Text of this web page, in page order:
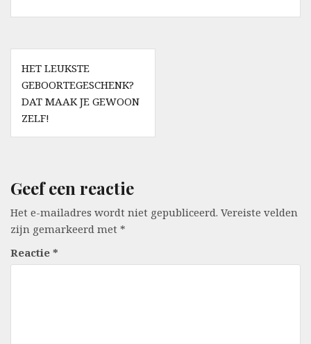
Berichtnavigatie
HET LEUKSTE
GEBOORTEGESCHENK?
DAT MAAK JE GEWOON
ZELF!
Geef een reactie
Het e-mailadres wordt niet gepubliceerd. Vereiste velden
zijn gemarkeerd met *
Reactie *